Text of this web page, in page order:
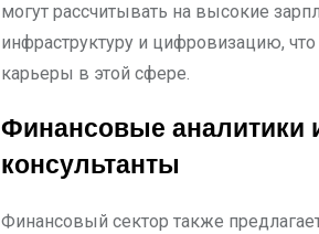
могут рассчитывать на высокие
инфраструктуру и цифровизацию,
карьеры в этой сфере.
Финансовые аналитики
консультанты
Финансовый сектор также